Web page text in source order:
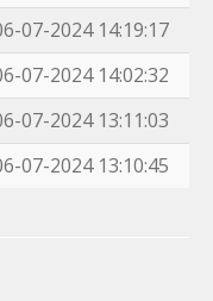
07-2024 14:19:17
07-2024 14:02:32
07-2024 13:11:03
07-2024 13:10:45